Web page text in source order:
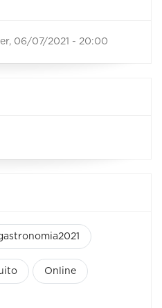
06/07/2021 - 20:00
Online